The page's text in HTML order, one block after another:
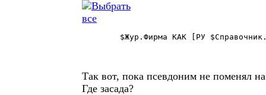
Так вот, пока псевдоним не поменял
Где засада?